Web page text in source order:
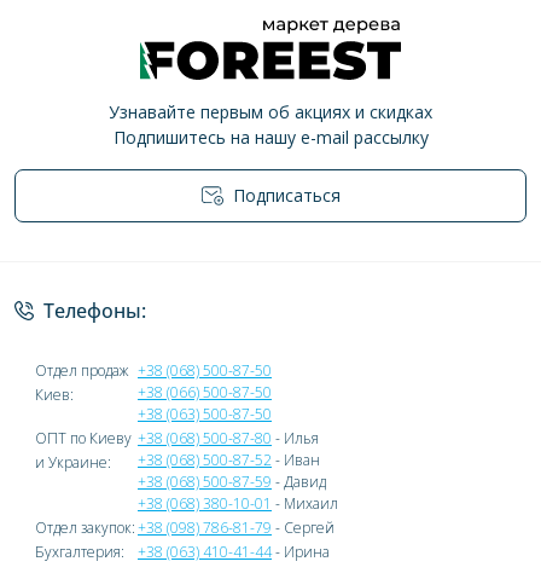
Узнавайте первым об акциях и скидках
Подпишитесь на нашу e-mail рассылку
Подписаться
Политика конфиденциальности
Телефоны:
Отдел продаж
Киев:
+38 (068) 500-87-50
+38 (066) 500-87-50
+38 (063) 500-87-50
ОПТ по Киеву
и Украине:
+38 (068) 500-87-80 - Илья
+38 (068) 500-87-52- Иван
+38 (068) 500-87-59 - Давид
+38 (068) 380-10-01 - Михаил
Отдел закупок:+38 (098) 786-81-79 - Сергей
Бухгалтерия:
+38 (063) 410-41-44- Ирина